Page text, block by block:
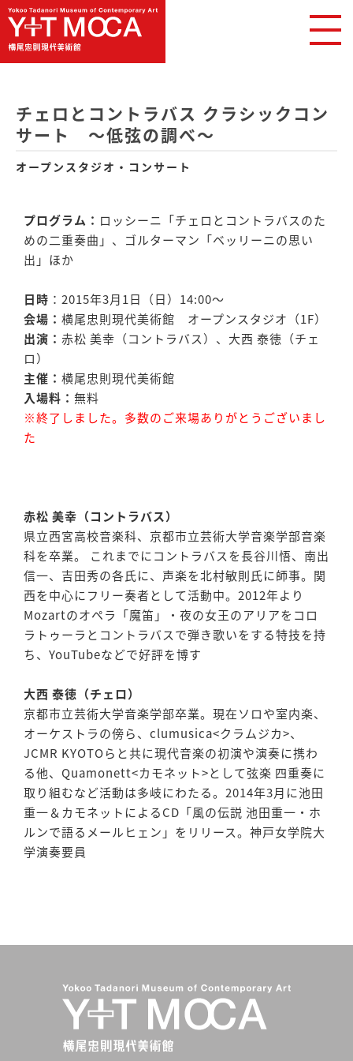
オープンスタジオ・コンサート
チェロとコントラバス クラシックコン
サート ～低弦の調べ～
プログラム： ロッシーニ「チェロとコントラバスのた
めの二重奏曲」、ゴルターマン「ベッリーニの思い
出」ほか
日時 ：2015年3月1日（日）14:00〜
会場： 横尾忠則現代美術館 オープンスタジオ（1F）
出演： 赤松 美幸（コントラバス）、大西 泰徳（チェ
ロ）
主催： 横尾忠則現代美術館
入場料： 無料
※終了しました。多数のご来場ありがとうございまし
た
赤松 美幸（コントラバス）
県立西宮高校音楽科、京都市立芸術大学音楽学部音楽
科を卒業。 これまでにコントラバスを長谷川悟、南出
信一、吉田秀の各氏に、声楽を北村敏則氏に師事。関
西を中心にフリー奏者として活動中。2012年より
Mozartのオペラ「魔笛」・夜の女王のアリアをコロ
ラトゥーラとコントラバスで弾き歌いをする特技を持
ち、YouTubeなどで好評を博す
大西 泰徳（チェロ）
京都市立芸術大学音楽学部卒業。現在ソロや室内楽、
オーケストラの傍ら、clumusica<クラムジカ>、
JCMR KYOTOらと共に現代音楽の初演や演奏に携わ
る他、Quamonett<カモネット>として弦楽 四重奏に
取り組むなど活動は多岐にわたる。2014年3月に池田
重一＆カモネットによるCD「風の伝説 池田重一・ホ
ルンで語るメールヒェン」をリリース。神戸女学院大
学演奏要員